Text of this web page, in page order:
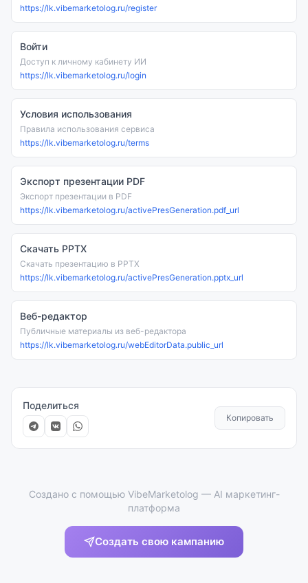
https://lk.vibemarketolog.ru/register
Войти
Доступ к личному кабинету ИИ
https://lk.vibemarketolog.ru/login
Условия использования
Правила использования сервиса
https://lk.vibemarketolog.ru/terms
Экспорт презентации PDF
Экспорт презентации в PDF
https://lk.vibemarketolog.ru/activePresGeneration.pdf_url
Скачать PPTX
Скачать презентацию в PPTX
https://lk.vibemarketolog.ru/activePresGeneration.pptx_url
Веб-редактор
Публичные материалы из веб-редактора
https://lk.vibemarketolog.ru/webEditorData.public_url
Поделиться
Копировать
Создано с помощью VibeMarketolog — AI маркетинг-
платформа
Создать свою кампанию